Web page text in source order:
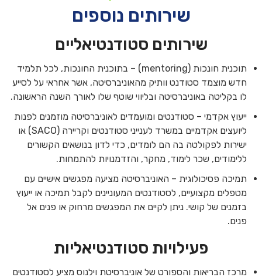
שירותים נוספים
שירותים סטודנטיאליים
תוכנית חונכות (mentoring) – בתוכנית החונכות, לכל תלמיד
חדש מוצמד סטודנט וותיק מהאוניברסיטה, אשר אחראי על לסייע
לו בקליטה באוניברסיטה ובליווי שוטף שלו לאורך השנה הראשונה.
ייעוץ אקדמי – סטודנטים ומועמדים לאוניברסיטה מוזמנים לפנות
ליועצים אקדמיים במשרד לענייני סטודנטים וקריירה (SACO) או
ישירות לפקולטה בה הם לומדים, כדי לדון בנושאים הקשורים
ללימודים, שכר לימוד, מחקר, והזדמנויות להתמחות.
תמיכה פסיכולוגית – האוניברסיטה מציעה מפגשים אישיים עם
מטפלים מקצועיים, לסטודנטים המעוניינים לקבל תמיכה או ייעוץ
בזמנים של קושי. ניתן לקיים את המפגשים מרחוק או פנים אל
פנים.
פעילויות סטודנטיאליות
מרכז הבריאות והספורט של אוניברסיטת וילנוס מציע לסטודנטים